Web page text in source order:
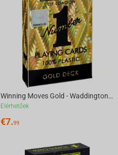
Winning Moves Gold - Waddingtons No.1 Playing Cards
Elérhetőek
€7.99